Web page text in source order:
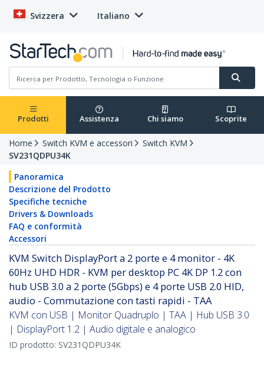
Svizzera Italiano
Prodotti Assistenza Chi siamo Scoprite
Home Switch KVM e accessori
Switch KVM
SV231QDPU34K
Panoramica
Descrizione del Prodotto
Specifiche tecniche
Drivers & Downloads
FAQ e conformità
Accessori
KVM Switch DisplayPort a 2 porte e 4 monitor - 4K
60Hz UHD HDR - KVM per desktop PC 4K DP 1.2 con
hub USB 3.0 a 2 porte (5Gbps) e 4 porte USB 2.0 HID,
audio - Commutazione con tasti rapidi - TAA
KVM con USB | Monitor Quadruplo | TAA | Hub USB 3.0
| DisplayPort 1.2 | Audio digitale e analogico
ID prodotto: SV231QDPU34K